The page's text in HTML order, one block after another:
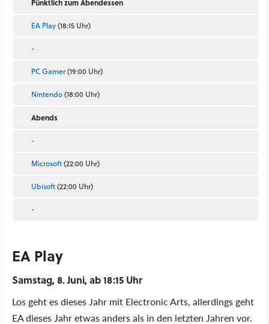
EA Play(18:15 Uhr)
-
PC Gamer(19:00 Uhr)
Nintendo(18:00 Uhr)
Abends
-
Microsoft(22:00 Uhr)
Ubisoft(22:00 Uhr)
-
EA Play
Samstag, 8. Juni, ab 18:15 Uhr
Los geht es dieses Jahr mit Electronic Arts, allerdings geht
EA dieses Jahr etwas anders als in den letzten Jahren vor.